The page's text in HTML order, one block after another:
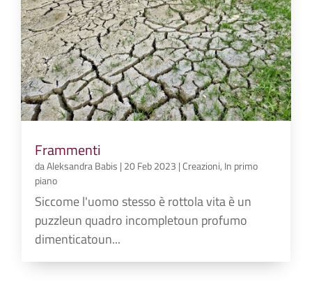
Frammenti
daAleksandra Babis | 20 Feb 2023 |Creazioni, In primo
piano
Siccome l'uomo stesso è rottola vita è un
puzzleun quadro incompletoun profumo
dimenticatoun...